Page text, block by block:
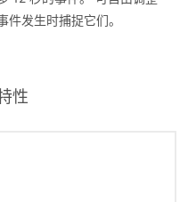
件发生时捕捉它们。
性